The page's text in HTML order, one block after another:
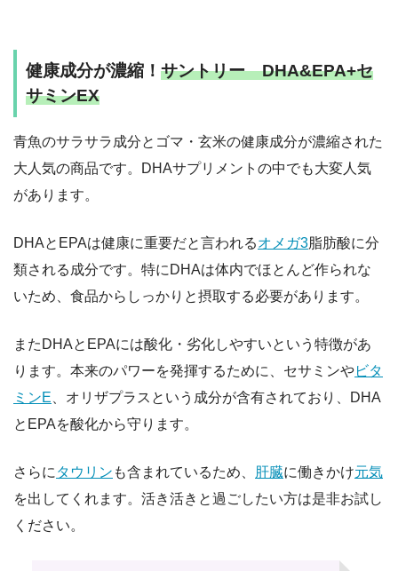
健康成分が濃縮！ サントリー DHA&EPA+セ
サミンEX
青魚のサラサラ成分とゴマ・玄米の健康成分が濃縮された
大人気の商品です。DHAサプリメントの中でも大変人気
があります。
DHAとEPAは健康に重要だと言われるオメガ3脂肪酸に分
類される成分です。特にDHAは体内でほとんど作られな
いため、食品からしっかりと摂取する必要があります。
またDHAとEPAには酸化・劣化しやすいという特徴があ
ります。本来のパワーを発揮するために、セサミンやビタ
ミンE 、オリザプラスという成分が含有されており、DHA
とEPAを酸化から守ります。
さらに タウリン も含まれているため、 肝臓に働きかけ元気
を出してくれます。活き活きと過ごしたい方は是非お試し
ください。